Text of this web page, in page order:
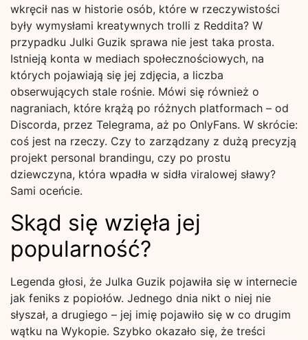
wkręcił nas w historie osób, które w rzeczywistości
były wymysłami kreatywnych trolli z Reddita? W
przypadku Julki Guzik sprawa nie jest taka prosta.
Istnieją konta w mediach społecznościowych, na
których pojawiają się jej zdjęcia, a liczba
obserwujących stale rośnie. Mówi się również o
nagraniach, które krążą po różnych platformach – od
Discorda, przez Telegrama, aż po OnlyFans. W skrócie:
coś jest na rzeczy. Czy to zarządzany z dużą precyzją
projekt personal brandingu, czy po prostu
dziewczyna, która wpadła w sidła viralowej sławy?
Sami oceńcie.
Skąd się wzięła jej
popularność?
Legenda głosi, że Julka Guzik pojawiła się w internecie
jak feniks z popiołów. Jednego dnia nikt o niej nie
słyszał, a drugiego – jej imię pojawiło się w co drugim
wątku na Wykopie. Szybko okazało się, że treści